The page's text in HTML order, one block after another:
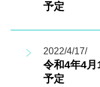
予定
2022/4/17/
令和4年4
予定